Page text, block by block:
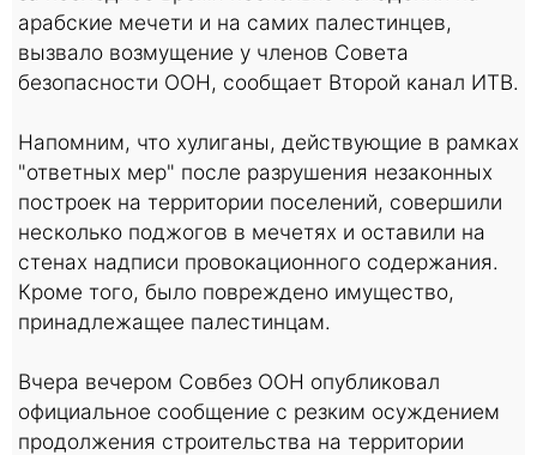
арабские мечети и на самих палестинцев,
вызвало возмущение у членов Совета
безопасности ООН, сообщает Второй канал ИТВ.
Напомним, что хулиганы, действующие в рамках
"ответных мер" после разрушения незаконных
построек на территории поселений, совершили
несколько поджогов в мечетях и оставили на
стенах надписи провокационного содержания.
Кроме того, было повреждено имущество,
принадлежащее палестинцам.
Вчера вечером Совбез ООН опубликовал
официальное сообщение с резким осуждением
продолжения строительства на территории